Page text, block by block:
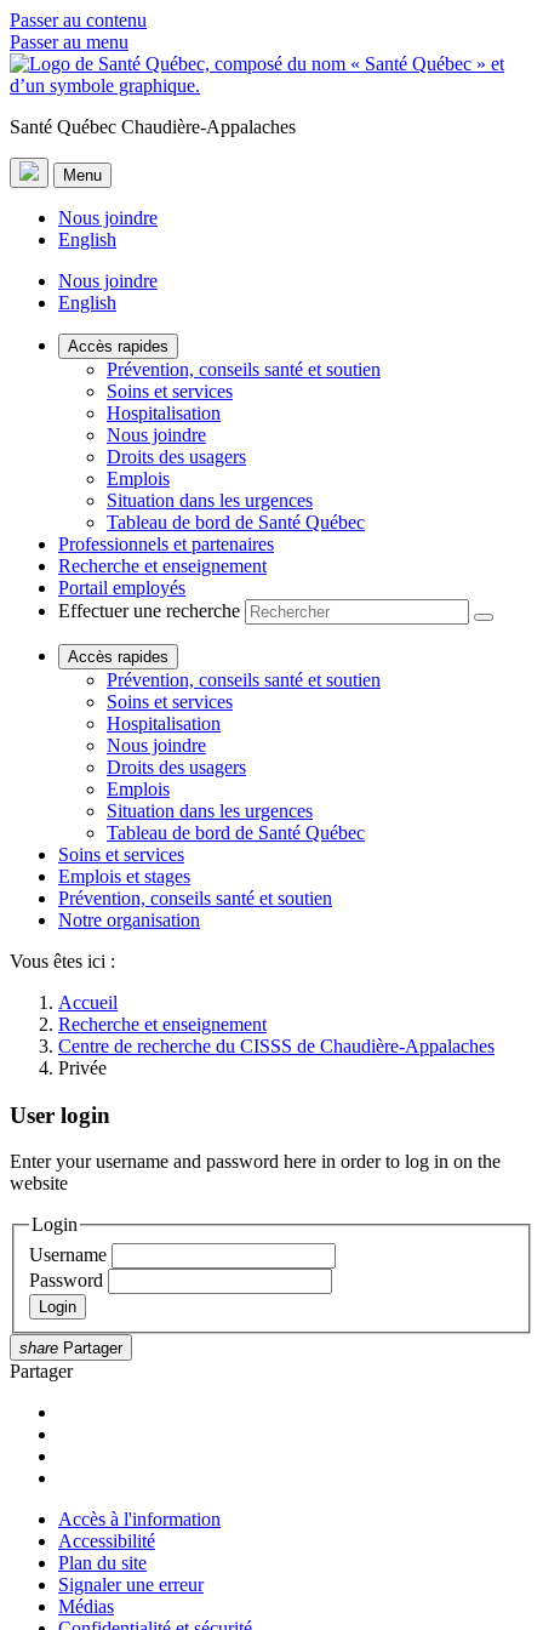
Passer au contenu
Passer au menu
Santé Québec Chaudière-Appalaches
Menu
Nous joindre
English
Nous joindre
English
Accès rapides
Prévention, conseils santé et soutien
Soins et services
Hospitalisation
Nous joindre
Droits des usagers
Emplois
Situation dans les urgences
Tableau de bord de Santé Québec
Professionnels et partenaires
Recherche et enseignement
Portail employés
Effectuer une recherche
Accès rapides
Prévention, conseils santé et soutien
Soins et services
Hospitalisation
Nous joindre
Droits des usagers
Emplois
Situation dans les urgences
Tableau de bord de Santé Québec
Soins et services
Emplois et stages
Prévention, conseils santé et soutien
Notre organisation
Vous êtes ici :
Accueil
Recherche et enseignement
Centre de recherche du CISSS de Chaudière-Appalaches
Privée
User login
Enter your username and password here in order to log in on the
website
Login
Username
Password
share Partager
Partager
Accès à l'information
Accessibilité
Plan du site
Signaler une erreur
Médias